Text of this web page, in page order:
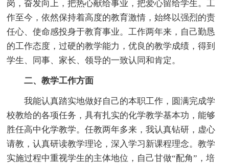
岗，奋发向上，把热心献给事业，把爱心留给学生。工
作至今，依然保持着高度的教育激情，始终以强烈的责
任心、使命感投身于教育事业。工作两年来，自己勤恳
的工作态度，过硬的教学能力，优良的教学成绩，得到
学生、同事、家长、领导的一致认同和肯定。
二、教学工作方面
我能认真踏实地做好自己的本职工作，圆满完成学
校教给的各项任务，具有扎实的化学教学基本功，能够
胜任高中化学教学。任教两年多来，我认真钻研，虚心
请教，认真研读教学理论，深入学习新课程理念。教学
实施过程中重视学生的主体地位，自己甘做“配角”，培